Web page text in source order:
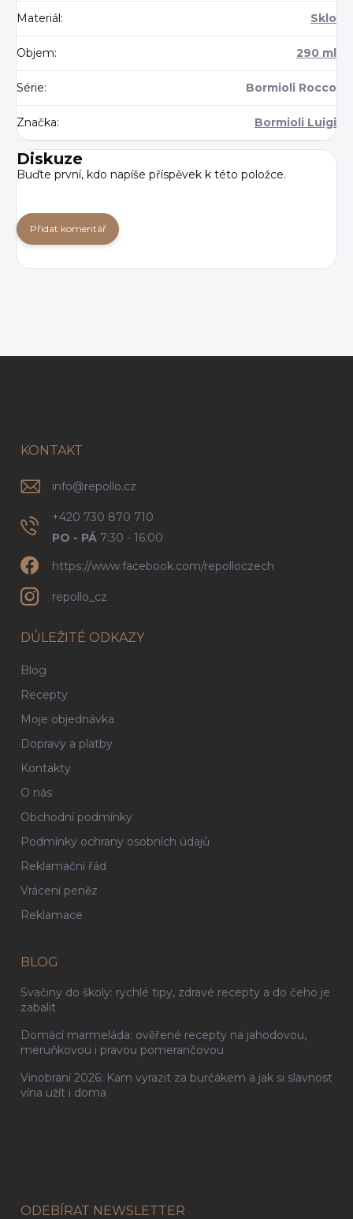
Materiál: Sklo
Objem: 290 ml
Série: Bormioli Rocco
Značka: Bormioli Luigi
Diskuze
Buďte první, kdo napíše příspěvek k této položce.
Přidat komentář
KONTAKT
info@repollo.cz
+420 730 870 710
PO - PÁ 7:30 - 16:00
https://www.facebook.com/repolloczech
repollo_cz
DŮLEŽITÉ ODKAZY
Blog
Recepty
Moje objednávka
Dopravy a platby
Kontakty
O nás
Obchodní podmínky
Podmínky ochrany osobních údajů
Reklamační řád
Vrácení peněz
Reklamace
BLOG
Svačiny do školy: rychlé tipy, zdravé recepty a do čeho je
zabalit
Domácí marmeláda: ověřené recepty na jahodovou,
meruňkovou i pravou pomerančovou
Vinobraní 2026: Kam vyrazit za burčákem a jak si slavnost
vína užít i doma
ODEBÍRAT NEWSLETTER